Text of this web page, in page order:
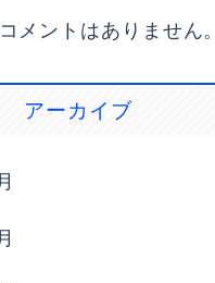
メントはありません。
アーカイブ